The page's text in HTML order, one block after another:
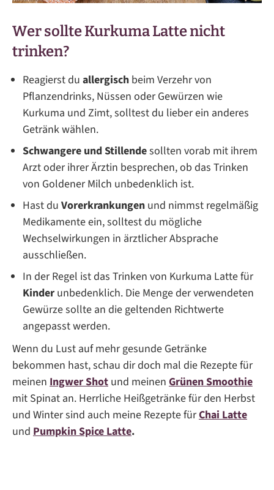
Wer sollte Kurkuma Latte nicht
trinken?
Reagierst du allergisch beim Verzehr von
Pflanzendrinks, Nüssen oder Gewürzen wie
Kurkuma und Zimt, solltest du lieber ein anderes
Getränk wählen.
Schwangere und Stillendesollten vorab mit ihrem
Arzt oder ihrer Ärztin besprechen, ob das Trinken
von Goldener Milch unbedenklich ist.
Hast du Vorerkrankungen und nimmst regelmäßig
Medikamente ein, solltest du mögliche
Wechselwirkungen in ärztlicher Absprache
ausschließen.
In der Regel ist das Trinken von Kurkuma Latte für
Kinder unbedenklich. Die Menge der verwendeten
Gewürze sollte an die geltenden Richtwerte
angepasst werden.
Wenn du Lust auf mehr gesunde Getränke
bekommen hast, schau dir doch mal die Rezepte für
meinen Ingwer Shot und meinen Grünen Smoothie
mit Spinat an. Herrliche Heißgetränke für den Herbst
und Winter sind auch meine Rezepte fürChai Latte
und Pumpkin Spice Latte.